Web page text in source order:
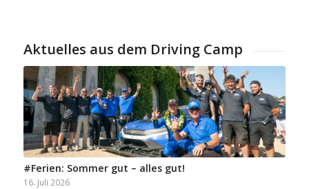
Aktuelles aus dem Driving Camp
#Ferien: Sommer gut – alles gut!
16. Juli 2026